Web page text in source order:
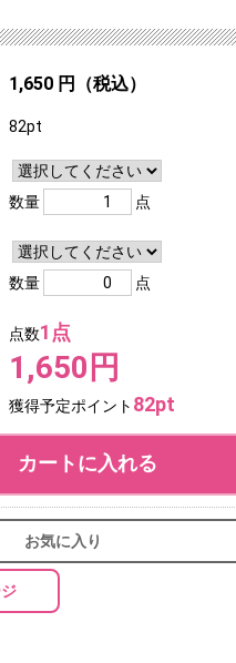
1,650 円（税込）
82pt
数量 点
数量
点
点数1点
1,650円
獲得予定ポイント 82pt
カートに入れる
お気に入り